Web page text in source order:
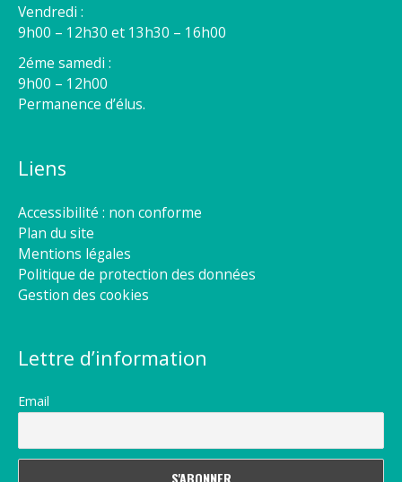
Vendredi :
9h00 – 12h30 et 13h30 – 16h00
2éme samedi :
9h00 – 12h00
Permanence d’élus.
Liens
Accessibilité : non conforme
Plan du site
Mentions légales
Politique de protection des données
Gestion des cookies
Lettre d’information
Email